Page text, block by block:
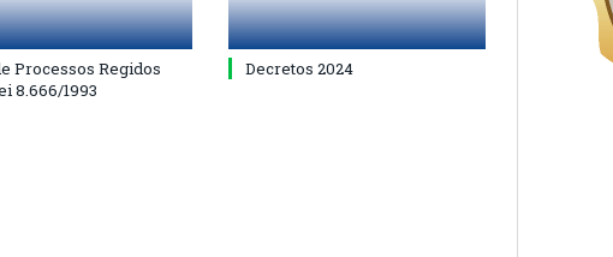
Processos Regidos
8.666/1993
Decretos 2024